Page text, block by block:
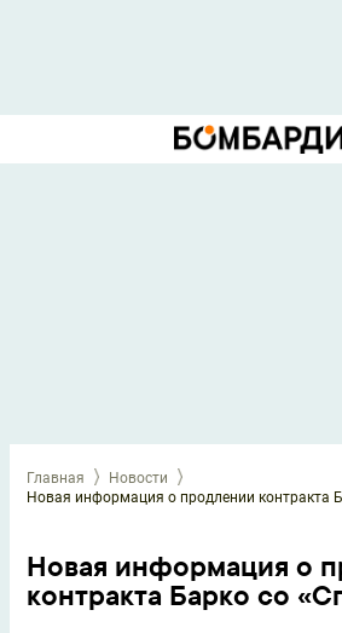
Главная
Новости
Новая информация о продлении контракта
Новая информация о
контракта Барко со